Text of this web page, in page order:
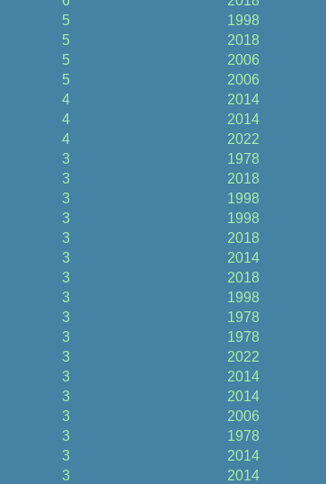
5 1998
5 2018
5 2006
5 2006
4 2014
4 2014
4 2022
3 1978
3 2018
3 1998
3 1998
3 2018
3 2014
3 2018
3 1998
3 1978
3 1978
3 2022
3 2014
3 2014
3 2006
3 1978
3 2014
3 2014